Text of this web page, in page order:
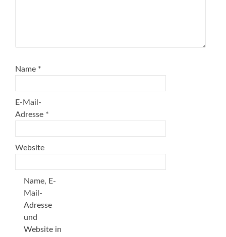
Name *
E-Mail-
Adresse *
Website
Name, E-
Mail-
Adresse
und
Website in